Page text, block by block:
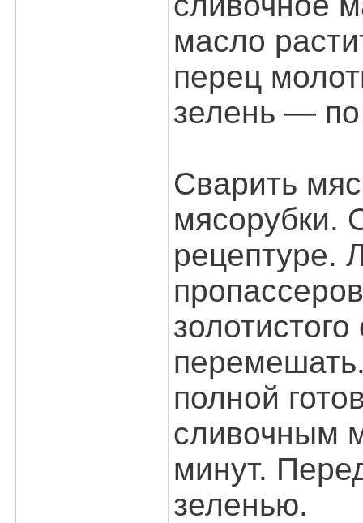
масло
перец
зелень —
Сварить
мясорубки.
рецептуре.
полной
сливочным
минут.
зеленью.